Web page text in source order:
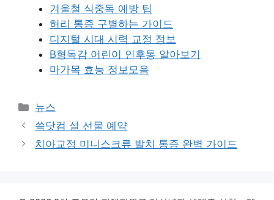
겨울철 식중독 예방 팁
허리 통증 구별하는 가이드
디지털 시대 시력 교정 정보
B형독감 어린이 인후통 알아보기
마가목 효능 정보모음
카
테
리
뉴스
쓱닷컴 설 선물 예약
치아교정 미니스크류 발치 통증 완벽 가이드